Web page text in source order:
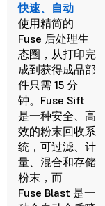
快速、自动
使用精简的
Fuse 后处理生
态圈，从打印完
成到获得成品部
件只需 15 分
钟。Fuse Sift
是一种安全、高
效的粉末回收系
统，可过滤、计
量、混合和存储
粉末，而
Fuse Blast 是一